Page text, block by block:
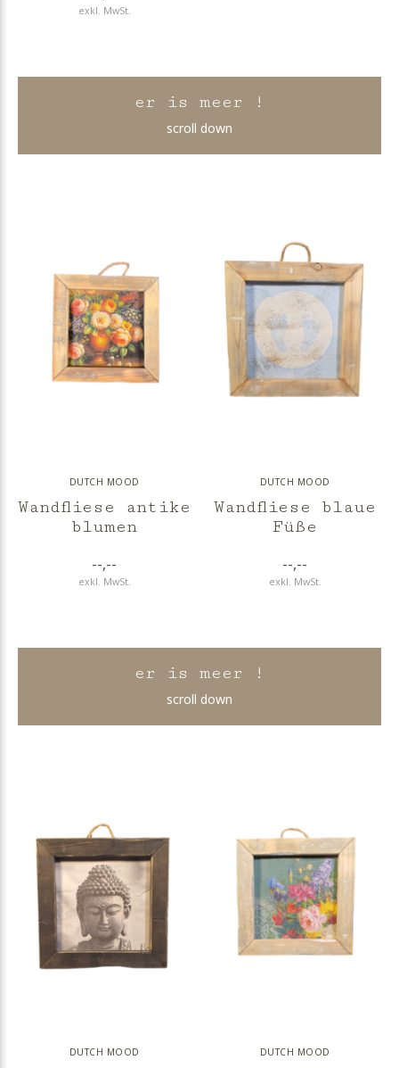
exkl. MwSt.
er is meer !
scroll down
DUTCH MOOD
Wandfliese antike
blumen
--,--
exkl. MwSt.
DUTCH MOOD
Wandfliese blaue
Füße
--,--
exkl. MwSt.
er is meer !
scroll down
DUTCH MOOD DUTCH MOOD